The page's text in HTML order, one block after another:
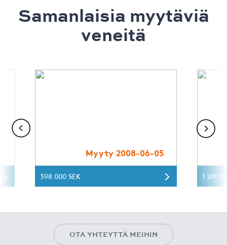
Samanlaisia ​​myytäviä
veneitä
Myyty 2008-06-05
398 000 SEK 1 290
OTA YHTEYTTÄ MEIHIN